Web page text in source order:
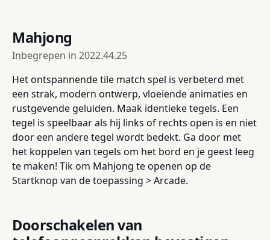
Mahjong
Inbegrepen in 2022.44.25
Het ontspannende tile match spel is verbeterd met
een strak, modern ontwerp, vloeiende animaties en
rustgevende geluiden. Maak identieke tegels. Een
tegel is speelbaar als hij links of rechts open is en niet
door een andere tegel wordt bedekt. Ga door met
het koppelen van tegels om het bord en je geest leeg
te maken! Tik om Mahjong te openen op de
Startknop van de toepassing > Arcade.
Doorschakelen van